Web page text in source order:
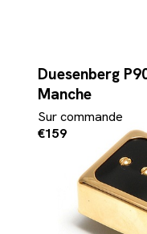
Duesenberg
Manche
Sur commande
€159